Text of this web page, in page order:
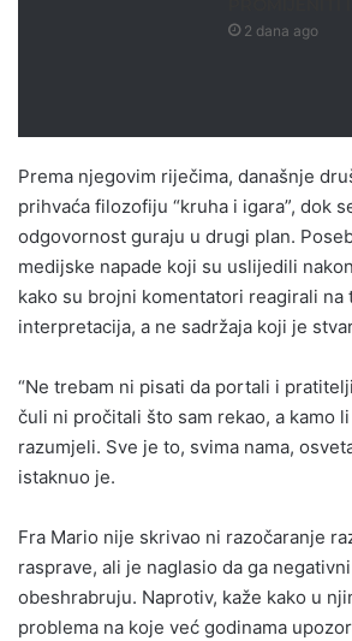
2 dana ago
Prema njegovim riječima, današnje
prihvaća filozofiju “kruha i igara”, dok
odgovornost guraju u drugi plan.
medijske napade koji su uslijedili
kako su brojni komentatori reagirali na
interpretacija, a ne sadržaja koji je
“Ne trebam ni pisati da portali i
čuli ni pročitali što sam rekao, a kamo
razumjeli. Sve je to, svima nama,
istaknuo je.
Fra Mario nije skrivao ni razočaranje
rasprave, ali je naglasio da ga
obeshrabruju. Naprotiv, kaže kako u
problema na koje već godinama